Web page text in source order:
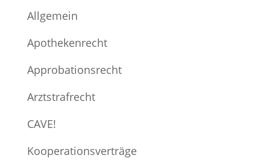
Allgemein
Apothekenrecht
Approbationsrecht
Arztstrafrecht
CAVE!
Kooperationsverträge